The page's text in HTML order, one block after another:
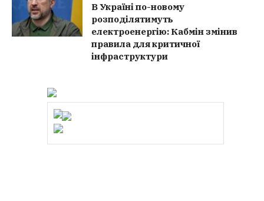
В Україні по-новому
розподілятимуть
електроенергію: Кабмін змінив
правила для критичної
інфраструктури